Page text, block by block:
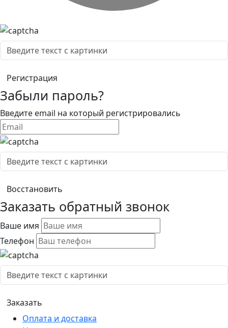
Забыли пароль?
Введите email на который регистрировались
Заказать обратный звонок
Ваше имя
Телефон
Оплата и доставка